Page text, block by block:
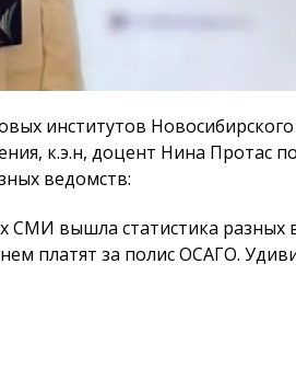
институтов Новосибирского
к.э.н, доцент Нина Протас
ведомств:
СМИ вышла статистика разных
платят за полис ОСАГО.